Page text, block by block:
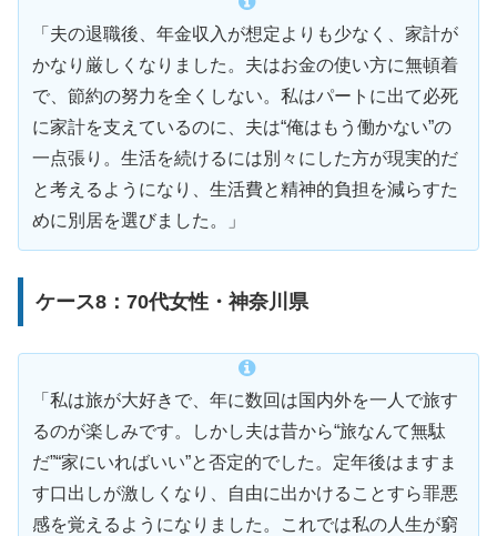
「夫の退職後、年金収入が想定よりも少なく、家計が
かなり厳しくなりました。夫はお金の使い方に無頓着
で、節約の努力を全くしない。私はパートに出て必死
に家計を支えているのに、夫は“俺はもう働かない”の
一点張り。生活を続けるには別々にした方が現実的だ
と考えるようになり、生活費と精神的負担を減らすた
めに別居を選びました。」
ケース8：70代女性・神奈川県
「私は旅が大好きで、年に数回は国内外を一人で旅す
るのが楽しみです。しかし夫は昔から“旅なんて無駄
だ”“家にいればいい”と否定的でした。定年後はますま
す口出しが激しくなり、自由に出かけることすら罪悪
感を覚えるようになりました。これでは私の人生が窮